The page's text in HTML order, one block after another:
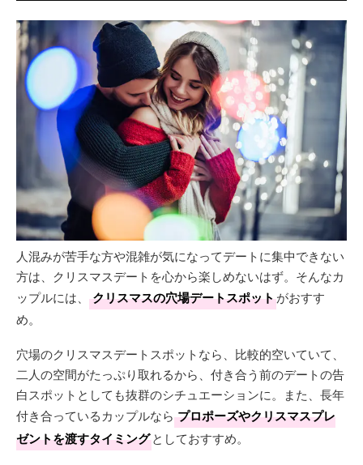
人混みが苦手な方や混雑が気になってデートに集中できない
方は、クリスマスデートを心から楽しめないはず。そんなカ
ップルには、
クリスマスの穴場デートスポットがおすす
め。
穴場のクリスマスデートスポットなら、比較的空いていて、
二人の空間がたっぷり取れるから、付き合う前のデートの告
白スポットとしても抜群のシチュエーションに。また、長年
付き合っているカップルなら プロポーズやクリスマスプレ
ゼントを渡すタイミングとしておすすめ。